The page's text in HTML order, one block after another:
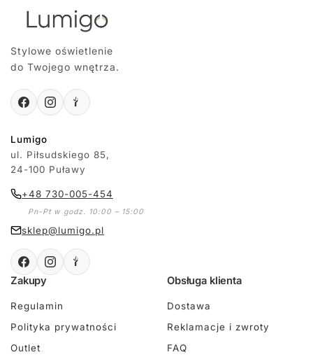
Stylowe oświetlenie
do Twojego wnętrza.
Lumigo
ul. Piłsudskiego 85,
24-100 Puławy
+48 730-005-454
Pn-Pt w godz. 10:00 – 15:00
sklep@lumigo.pl
Zakupy
Regulamin
Polityka prywatności
Outlet
Obsługa klienta
Dostawa
Reklamacje i zwroty
FAQ